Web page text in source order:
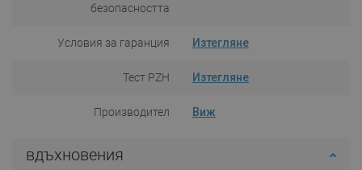
безопасността
Условия за гаранция Изтегляне
Тест PZH Изтегляне
Производител Виж
вдъхновения